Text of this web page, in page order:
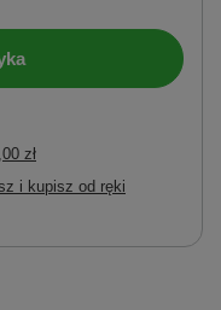
zł
i kupisz od ręki